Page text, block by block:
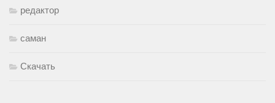
редактор
саман
Скачать